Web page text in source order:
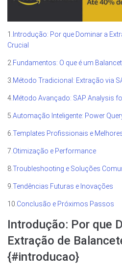
1. Introdução: Por que Dominar a
Crucial
2.Fundamentos: O que é um
3.Método Tradicional: Extração via
4.Método Avançado: SAP Analysis
5.Automação Inteligente: Power
6.Templates Profissionais e
7.Otimização e Performance
8.Troubleshooting e Soluções
9.Tendências Futuras e Inovações
10.Conclusão e Próximos Passos
Introdução: Por que
Extração de
{#introducao}